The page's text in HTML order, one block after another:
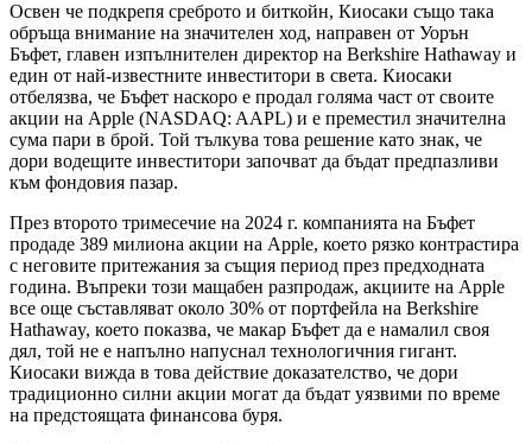
Освен че подкрепя среброто и биткойн, Киосаки също така
обръща внимание на значителен ход, направен от Уорън
Бъфет, главен изпълнителен директор на Berkshire Hathaway и
един от най-известните инвеститори в света. Киосаки
отбелязва, че Бъфет наскоро е продал голяма част от своите
акции на Apple (NASDAQ: AAPL) и е преместил значителна
сума пари в брой. Той тълкува това решение като знак, че
дори водещите инвеститори започват да бъдат предпазливи
към фондовия пазар.
През второто тримесечие на 2024 г. компанията на Бъфет
продаде 389 милиона акции на Apple, което рязко контрастира
с неговите притежания за същия период през предходната
година. Въпреки този мащабен разпродаж, акциите на Apple
все още съставляват около 30% от портфейла на Berkshire
Hathaway, което показва, че макар Бъфет да е намалил своя
дял, той не е напълно напуснал технологичния гигант.
Киосаки вижда в това действие доказателство, че дори
традиционно силни акции могат да бъдат уязвими по време
на предстоящата финансова буря.